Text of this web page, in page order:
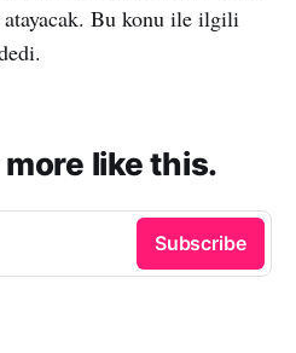
atayacak. Bu konu ile ilgili
like this.
Subscribe